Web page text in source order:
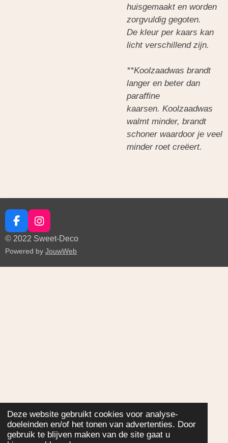
Deze website gebruikt cookies voor analyse-
doeleinden en/of het tonen van advertenties. Door
gebruik te blijven maken van de site gaat u
huisgemaakt en worden
zorgvuldig gegoten.
De kleur per kaars kan
licht verschillend zijn.
**Koolzaadwas brandt
langer en beter dan
paraffine
kaarsen. Koolzaadwas
walmt minder, brandt
schoner waardoor je veel
minder roet creëert.
F
a
e
b
I
n
t
a
© 2022 Sweet-Deco
Powered by JouwWeb